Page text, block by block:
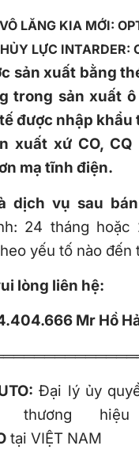
LĂNG KIA MỚI:
LỰC INTARDER:
sản xuất bằng
trong sản xuất
được nhập khẩu
xuất xứ CO,
mạ tĩnh điện.
dịch vụ sau
24 tháng hoặc
yếu tố nào đến
lòng liên hệ:
Mr Hồ
: Đại lý ủy
thương
tại VIỆT NAM